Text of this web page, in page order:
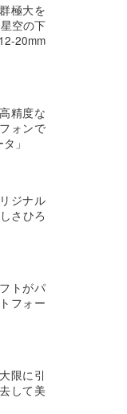
極大を
空の下
20mm
精度な
ォンで
」
ジナル
さひろ
トがパ
フォー
限に引
して美